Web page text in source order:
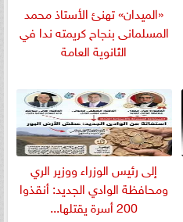
«الميدان» تهنئ الأستاذ محمد
المسلمانى بنجاح كريمته ندا في
الثانوية العامة
إلى رئيس الوزراء ووزير الري
ومحافظة الوادي الجديد: أنقذوا
200 أسرة يقتلها...